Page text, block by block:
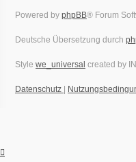
Powered by phpBB® Forum
Deutsche Übersetzung durch
Style we_universal created by
Datenschutz